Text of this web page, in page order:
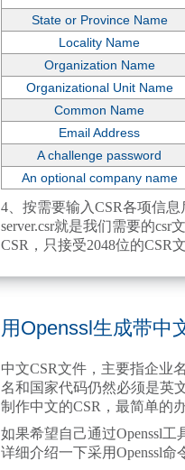
State or Province Name
Locality Name
Organization Name
Organizational Unit Name
Common Name
Email Address
A challenge password
An optional company name
4、按需要输入CSR各项信
server.csr就是我们需要的csr
CSR，只接受2048位的CSR
用Openssl生成带中
中文CSR文件，主要指企业
名和国家代码仍然必须是英
制作中文的CSR，最简单的
如果希望自己通过Openssl
详细介绍一下采用Openssl